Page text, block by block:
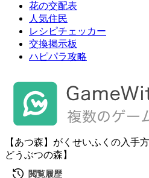
花の交配表
人気住民
レシピチェッカー
交換掲示板
ハピパラ攻略
【あつ森】がくせいふくの入手
どうぶつの森】